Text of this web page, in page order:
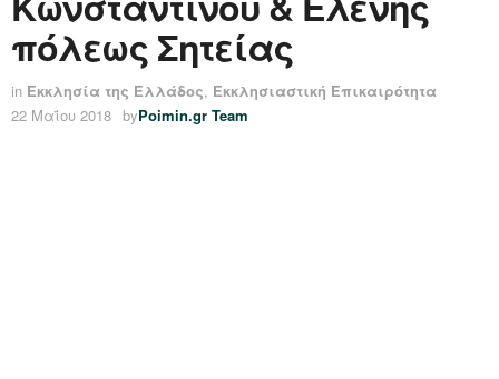
πόλεως Σητείας
in Εκκλησία της Ελλάδος, Εκκλησιαστική Επικαιρότητα
22 Μαΐου 2018 byPoimin.gr Team